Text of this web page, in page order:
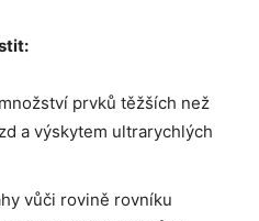
prvků těžších než
a výskytem ultrarychlých
vůči rovině rovníku